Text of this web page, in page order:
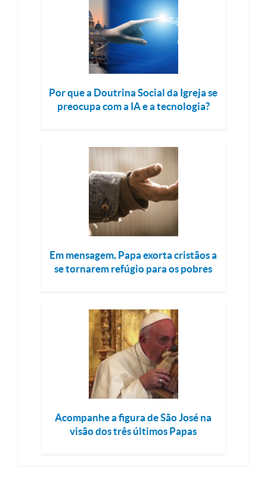
Por que a Doutrina Social da Igreja se
preocupa com a IA e a tecnologia?
Em mensagem, Papa exorta cristãos a
se tornarem refúgio para os pobres
Acompanhe a figura de São José na
visão dos três últimos Papas